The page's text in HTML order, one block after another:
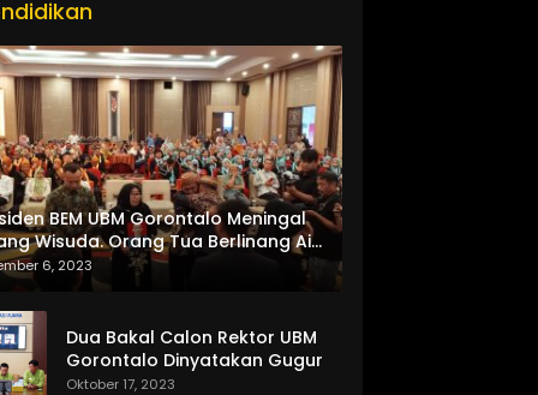
BEM UBM Gorontalo Meningal
Wisuda. Orang Tua Berlinang Air
Menerima SKL dan Pemasangan
6, 2023
Dua Bakal Calon Rektor UBM
Gorontalo Dinyatakan Gugur
Oktober 17, 2023